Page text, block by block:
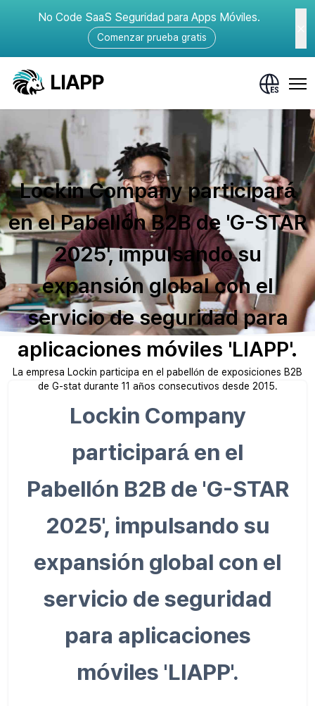
No Code SaaS Seguridad para Apps Móviles.
Comenzar prueba gratis
Lockin Company participará
en el Pabellón B2B de 'G-STAR
2025', impulsando su
expansión global con el
servicio de seguridad para
aplicaciones móviles 'LIAPP'.
La empresa Lockin participa en el pabellón de exposiciones B2B
de G-stat durante 11 años consecutivos desde 2015.
Lockin Company
participará en el
Pabellón B2B de 'G-STAR
2025', impulsando su
expansión global con el
servicio de seguridad
para aplicaciones
móviles 'LIAPP'.